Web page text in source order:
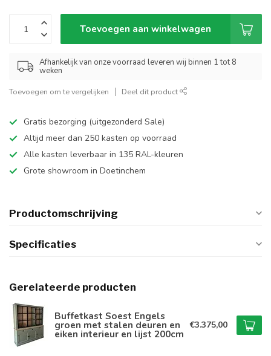
Toevoegen aan winkelwagen
Afhankelijk van onze voorraad leveren wij binnen 1 tot 8
weken
Toevoegen om te vergelijken Deel dit product
Gratis bezorging (uitgezonderd Sale)
Altijd meer dan 250 kasten op voorraad
Alle kasten leverbaar in 135 RAL-kleuren
Grote showroom in Doetinchem
Productomschrijving
Specificaties
Gerelateerde producten
Buffetkast Soest Engels
groen met stalen deuren en
eiken interieur en lijst 200cm
€3.375,00